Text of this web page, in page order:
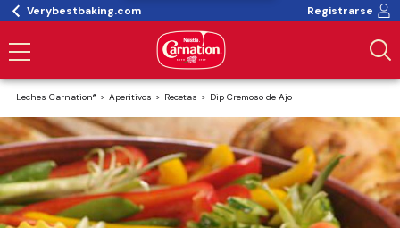
Verybestbaking.com Registrarse
Leches Carnation® Aperitivos Recetas Dip Cremoso de Ajo